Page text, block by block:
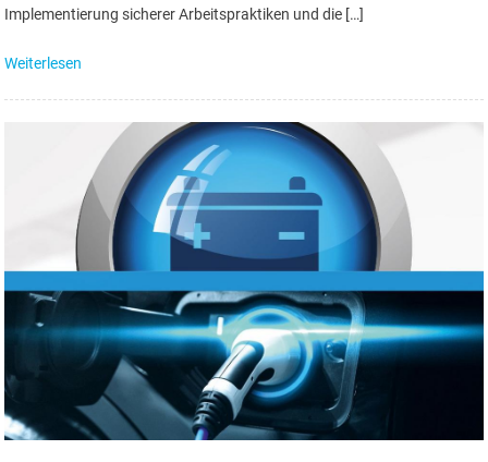
Implementierung sicherer Arbeitspraktiken und die […]
Weiterlesen